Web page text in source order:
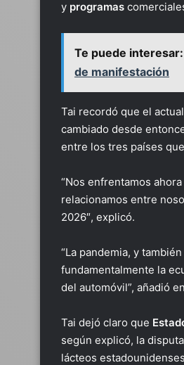
y programas
Te puede interesar:
de manifestación
Tai recordó que el actual
cambiado desde
entre los tres países
“Nos enfrentamos
relacionamos entre
2026″, explicó.
“La pandemia, y
fundamentalmente la
del automóvil”, añadió
Tai dejó claro que
según explicó, la
lácteos